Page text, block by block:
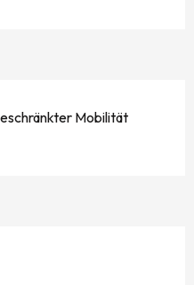
Mobilität